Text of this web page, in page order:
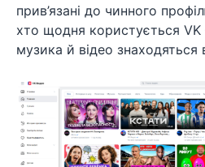
прив’язані до чинного
хто щодня користується
музика й відео знаходяться